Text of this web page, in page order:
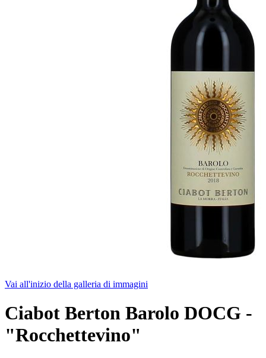
Vai all'inizio della galleria di immagini
Ciabot Berton Barolo DOCG -
"Rocchettevino"